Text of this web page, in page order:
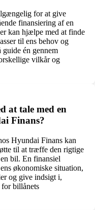
for at give
finansiering af en
kan hjælpe med at finde
til ens behov og
guide én gennem
vilkår og
at tale med en
Finans?
Hyundai Finans kan
til at træffe den rigtige
bil. En finansiel
økonomiske situation,
og give indsigt i,
billånets